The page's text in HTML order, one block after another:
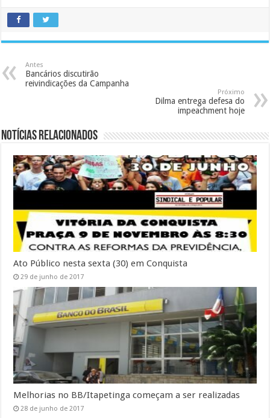
Antes
Bancários discutirão
reivindicações da Campanha
Próximo
Dilma entrega defesa do
impeachment hoje
Notícias Relacionados
Ato Público nesta sexta (30) em Conquista
29 de junho de 2017
Melhorias no BB/Itapetinga começam a ser realizadas
28 de junho de 2017